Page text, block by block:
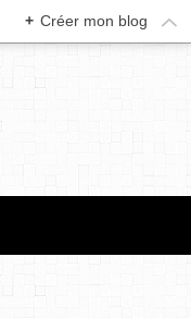
+ Créer mon blog